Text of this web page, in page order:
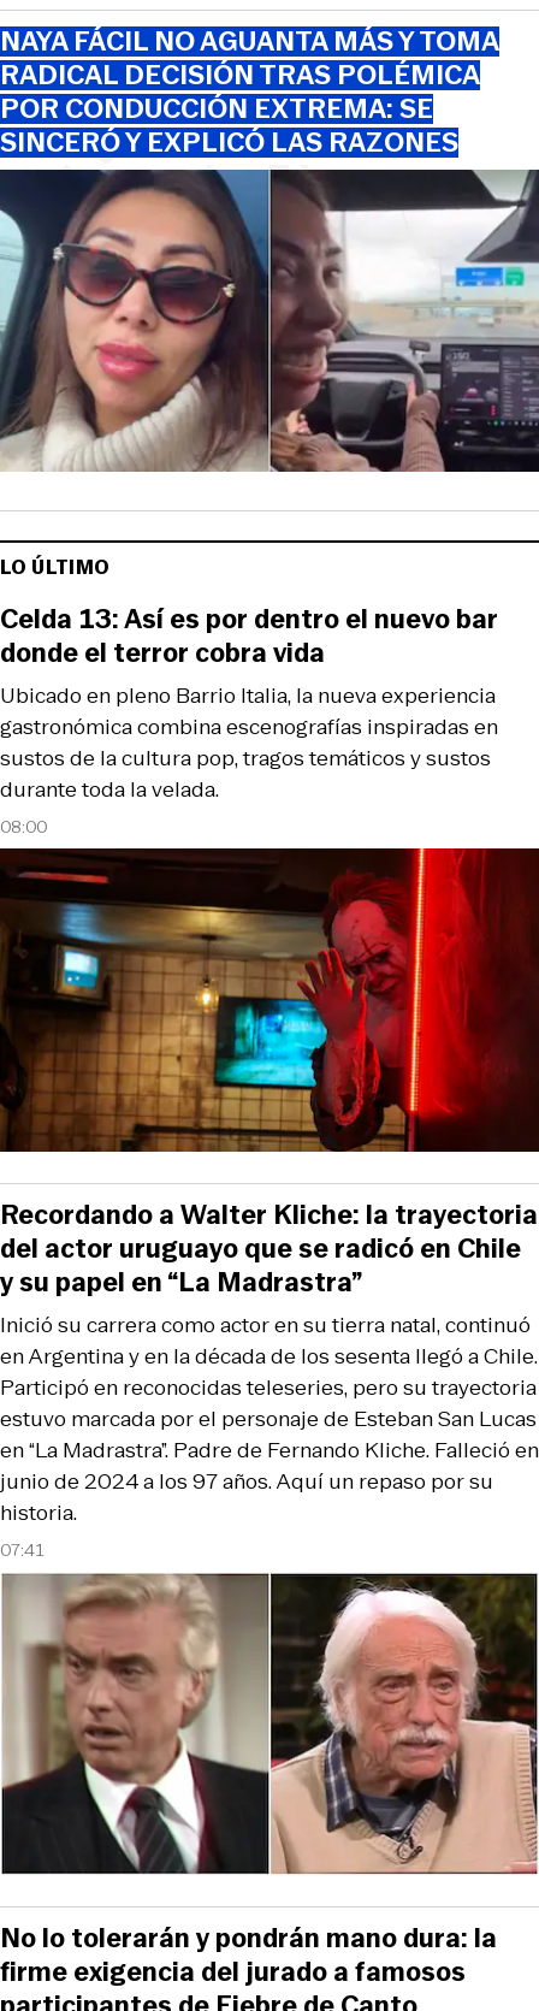
NAYA FÁCIL NO AGUANTA MÁS Y TOMA
RADICAL DECISIÓN TRAS POLÉMICA
POR CONDUCCIÓN EXTREMA: SE
SINCERÓ Y EXPLICÓ LAS RAZONES
LO ÚLTIMO
08:00
Ubicado en pleno Barrio Italia, la nueva experiencia
gastronómica combina escenografías inspiradas en
sustos de la cultura pop, tragos temáticos y sustos
durante toda la velada.
Celda 13: Así es por dentro el nuevo bar
donde el terror cobra vida
07:41
Inició su carrera como actor en su tierra natal, continuó
en Argentina y en la década de los sesenta llegó a Chile.
Participó en reconocidas teleseries, pero su trayectoria
estuvo marcada por el personaje de Esteban San Lucas
en “La Madrastra”. Padre de Fernando Kliche. Falleció en
junio de 2024 a los 97 años. Aquí un repaso por su
historia.
Recordando a Walter Kliche: la trayectoria
del actor uruguayo que se radicó en Chile
y su papel en “La Madrastra”
No lo tolerarán y pondrán mano dura: la
firme exigencia del jurado a famosos